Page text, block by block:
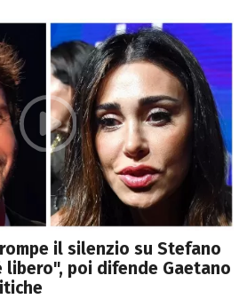
il silenzio su Stefano
libero", poi difende Gaetano